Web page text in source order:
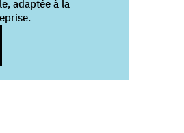
adaptée à la